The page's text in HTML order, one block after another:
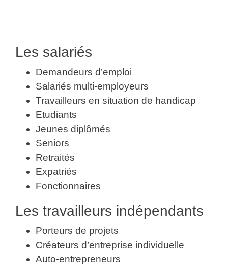
Les salariés
Demandeurs d’emploi
Salariés multi-employeurs
Travailleurs en situation de handicap
Etudiants
Jeunes diplômés
Seniors
Retraités
Expatriés
Fonctionnaires
Les travailleurs indépendants
Porteurs de projets
Créateurs d’entreprise individuelle
Auto-entrepreneurs